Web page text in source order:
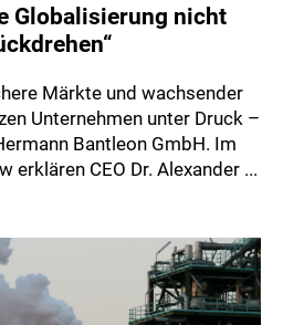
Globalisierung nicht
Märkte und wachsender
Unternehmen unter Druck –
Bantleon GmbH. Im
erklären CEO Dr. Alexander ...